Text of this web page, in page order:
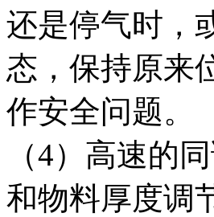
还是停气时，
态，保持原来
作安全问题。
（4）高速的
和物料厚度调